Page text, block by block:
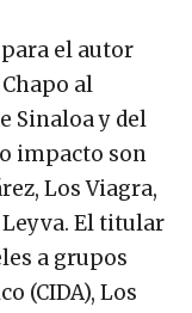
el autor
al
Sinaloa y del
impacto son
Los Viagra,
El titular
a grupos
(CIDA), Los